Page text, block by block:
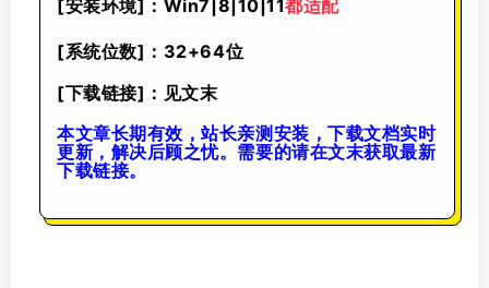
[安装环境]：Win7|8|10|11都适配
[系统位数]：32+64位
[下载链接]：见文末
本文章长期有效，站长亲测安装，下载文档实时
更新，解决后顾之忧。需要的请在文末获取最新
下载链接。